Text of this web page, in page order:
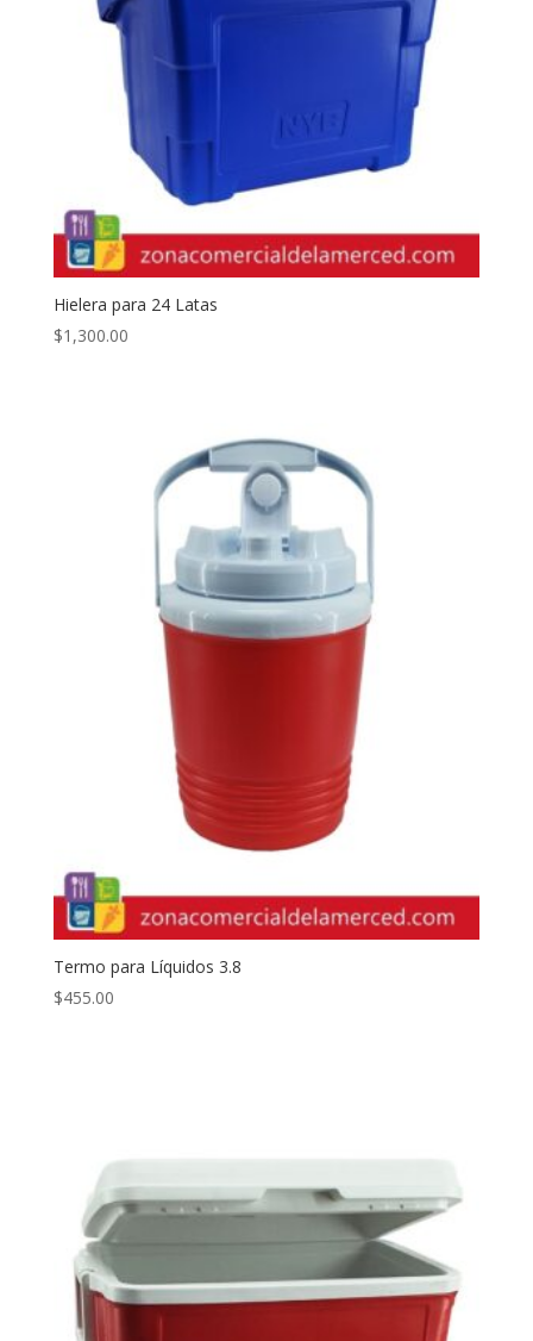
Hielera para 24 Latas
$1,300.00
Termo para Líquidos 3.8
$455.00